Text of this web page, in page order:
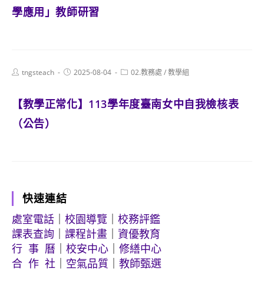
學應用」教師研習
Posttngsteach
Post2025-08-04
Post02.教務處 /教學組
【教學正常化】113學年度臺南女中自我檢核表
（公告）
快速連結
處室電話
校園導覽
校務評鑑
課表查詢
課程計畫
資優教育
行 事 曆
校安中心
修繕中心
合 作 社
空氣品質 教師甄選